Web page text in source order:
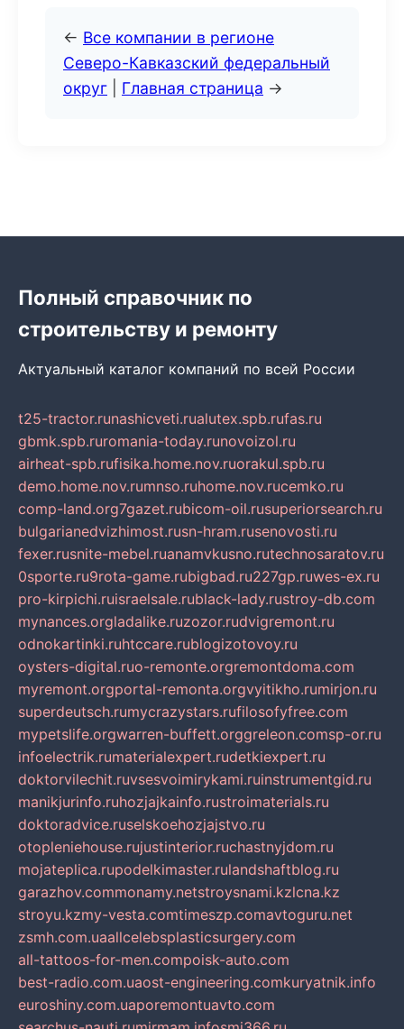
← Все компании в регионе
Северо-Кавказский федеральный
округ
Главная страница →
Полный справочник по
строительству и ремонту
Актуальный каталог компаний по всей России
t25-tractor.runashicveti.rualutex.spb.rufas.ru
gbmk.spb.ruromania-today.runovoizol.ru
airheat-spb.rufisika.home.nov.ruorakul.spb.ru
demo.home.nov.rumnso.ruhome.nov.rucemko.ru
comp-land.org7gazet.rubicom-oil.rusuperiorsearch.ru
bulgarianedvizhimost.rusn-hram.rusenovosti.ru
fexer.rusnite-mebel.ruanamvkusno.rutechnosaratov.ru
0sporte.ru9rota-game.rubigbad.ru227gp.ruwes-ex.ru
pro-kirpichi.ruisraelsale.rublack-lady.rustroy-db.com
mynances.orgladalike.ruzozor.rudvigremont.ru
odnokartinki.ruhtccare.rublogizotovoy.ru
oysters-digital.ruo-remonte.orgremontdoma.com
myremont.orgportal-remonta.orgvyitikho.rumirjon.ru
superdeutsch.rumycrazystars.rufilosofyfree.com
mypetslife.orgwarren-buffett.orggreleon.comsp-or.ru
infoelectrik.rumaterialexpert.rudetkiexpert.ru
doktorvilechit.ruvsesvoimirykami.ruinstrumentgid.ru
manikjurinfo.ruhozjajkainfo.rustroimaterials.ru
doktoradvice.ruselskoehozjajstvo.ru
otopleniehouse.rujustinterior.ruchastnyjdom.ru
mojateplica.rupodelkimaster.rulandshaftblog.ru
garazhov.commonamy.netstroysnami.kzlcna.kz
stroyu.kzmy-vesta.comtimeszp.comavtoguru.net
zsmh.com.uaallcelebsplasticsurgery.com
all-tattoos-for-men.compoisk-auto.com
best-radio.com.uaost-engineering.comkuryatnik.info
euroshiny.com.uaporemontuavto.com